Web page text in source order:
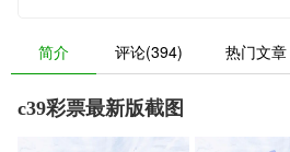
简介 评论(394) 热门文章
c39彩票最新版截图